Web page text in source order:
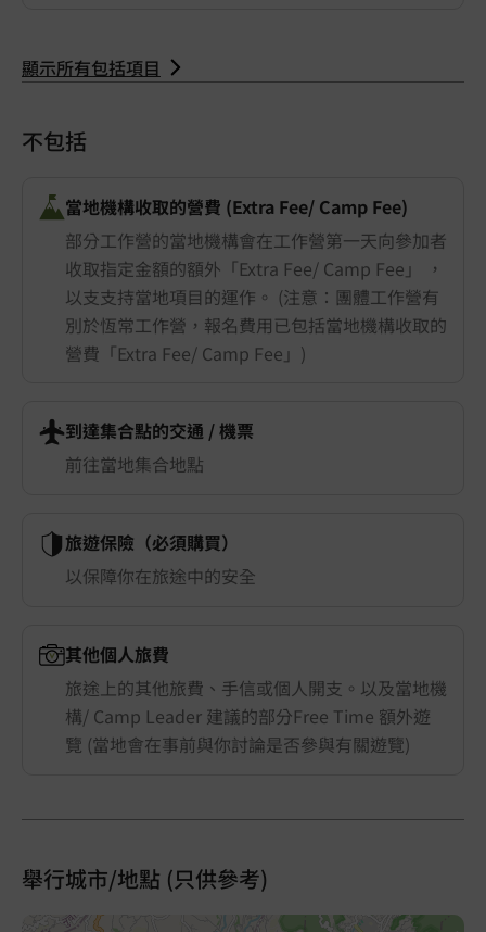
顯示所有包括項目
不包括
當地機構收取的營費 (Extra Fee/ Camp Fee)
部分工作營的當地機構會在工作營第一天向參加者
收取指定金額的額外「Extra Fee/ Camp Fee」 ，
以支支持當地項目的運作。 (注意：團體工作營有
別於恆常工作營，報名費用已包括當地機構收取的
營費「Extra Fee/ Camp Fee」)
到達集合點的交通 ​/ 機票
前往當地集合地點
旅遊保險（必須購買）
以保障你在旅途中的安全
其他個人旅費
旅途上的其他旅費、手信或個人開支。以及當地機
構/ Camp Leader 建議的部分Free Time 額外遊
覽 (當地會在事前與你討論是否參與有關遊覽)
舉行城市/地點 (只供參考)